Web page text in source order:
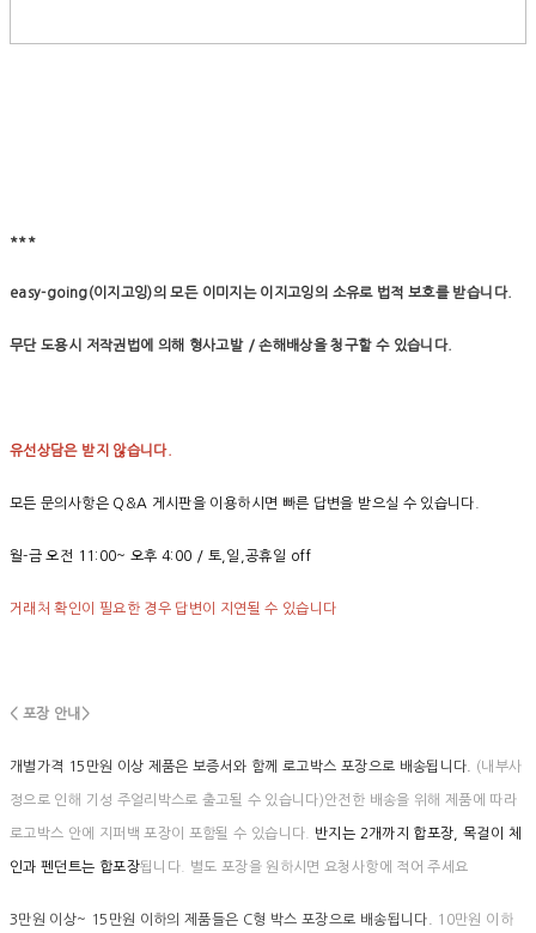
***
easy-going(이지고잉)의 모든 이미지는 이지고잉의 소유로 법적 보호를 받습니다.
무단 도용시 저작권법에 의해 형사고발 / 손해배상을 청구할 수 있습니다.
유선상담은 받지 않습니다.
모든 문의사항은 Q&A 게시판을 이용하시면 빠른 답변을 받으실 수 있습니다.
월-금 오전 11:00~ 오후 4:00 / 토,일,공휴일 off
거래처 확인이 필요한 경우 답변이 지연될 수 있습니다
< 포장 안내>
개별가격 15만원 이상 제품은 보증서와 함께 로고박스 포장으로 배송됩니다. (내부사
정으로 인해 기성 주얼리박스로 출고될 수 있습니다)안전한 배송을 위해 제품에 따라
로고박스 안에 지퍼백 포장이 포함될 수 있습니다. 반지는 2개까지 합포장, 목걸이 체
인과 펜던트는 합포장됩니다. 별도 포장을 원하시면 요청사항에 적어 주세요
3만원 이상~ 15만원 이하의 제품들은 C형 박스 포장으로 배송됩니다. 10만원 이하